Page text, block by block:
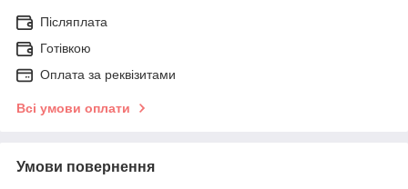
Післяплата
Готівкою
Оплата за реквізитами
Всі умови оплати
Умови повернення